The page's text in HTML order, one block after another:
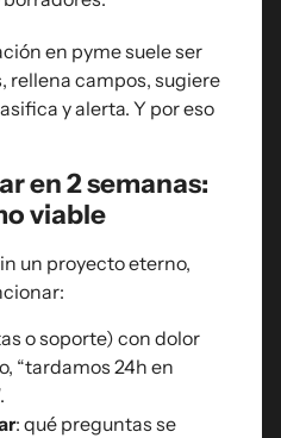
en pyme suele ser
rellena campos, sugiere
y alerta. Y por eso
en 2 semanas:
viable
un proyecto eterno,
o soporte) con dolor
“tardamos 24h en
: qué preguntas se